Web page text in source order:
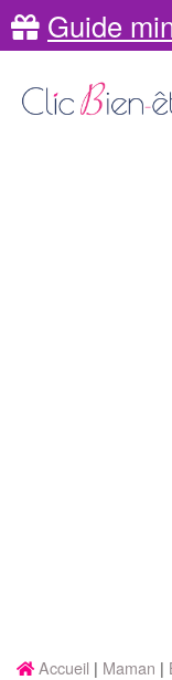
Guide
Accueil Maman